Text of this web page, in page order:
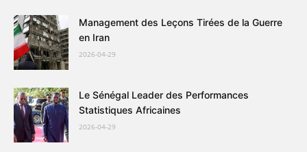
Management des Leçons Tirées de la Guerre
en Iran
2026-04-29
Le Sénégal Leader des Performances
Statistiques Africaines
2026-04-29